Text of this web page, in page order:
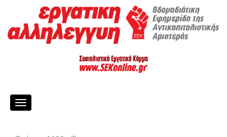
Toggle